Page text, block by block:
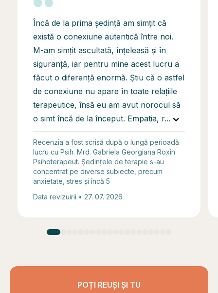
Încă de la prima ședință am simțit că
există o conexiune autentică între noi.
M-am simțit ascultată, înțeleasă și în
siguranță, iar pentru mine acest lucru a
făcut o diferență enormă. Știu că o astfel
de conexiune nu apare în toate relațiile
terapeutice, însă eu am avut norocul să
o simt încă de la început. Empatia, r...
Recenzia a fost scrisă după o lungă perioadă
lucru cu Psih. Mrd. Gabriela Georgiana Roxin
Psihoterapeut. Ședințele de terapie s-au
concentrat pe diverse subiecte, precum
anxietate, stres și încă 5
Data revizuirii • 27. 07. 2026
POȚI REUȘI ȘI TU